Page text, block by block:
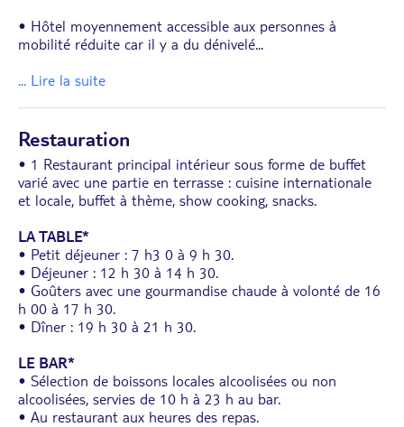
• Hôtel moyennement accessible aux personnes à
mobilité réduite car il y a du dénivelé...
... Lire la suite
Restauration
• 1 Restaurant principal intérieur sous forme de buffet
varié avec une partie en terrasse : cuisine internationale
et locale, buffet à thème, show cooking, snacks.
LA TABLE*
• Petit déjeuner : 7 h3 0 à 9 h 30.
• Déjeuner : 12 h 30 à 14 h 30.
• Goûters avec une gourmandise chaude à volonté de 16
h 00 à 17 h 30.
• Dîner : 19 h 30 à 21 h 30.
LE BAR*
• Sélection de boissons locales alcoolisées ou non
alcoolisées, servies de 10 h à 23 h au bar.
• Au restaurant aux heures des repas.